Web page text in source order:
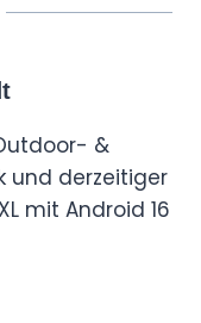
&
und derzeitiger
mit Android 16